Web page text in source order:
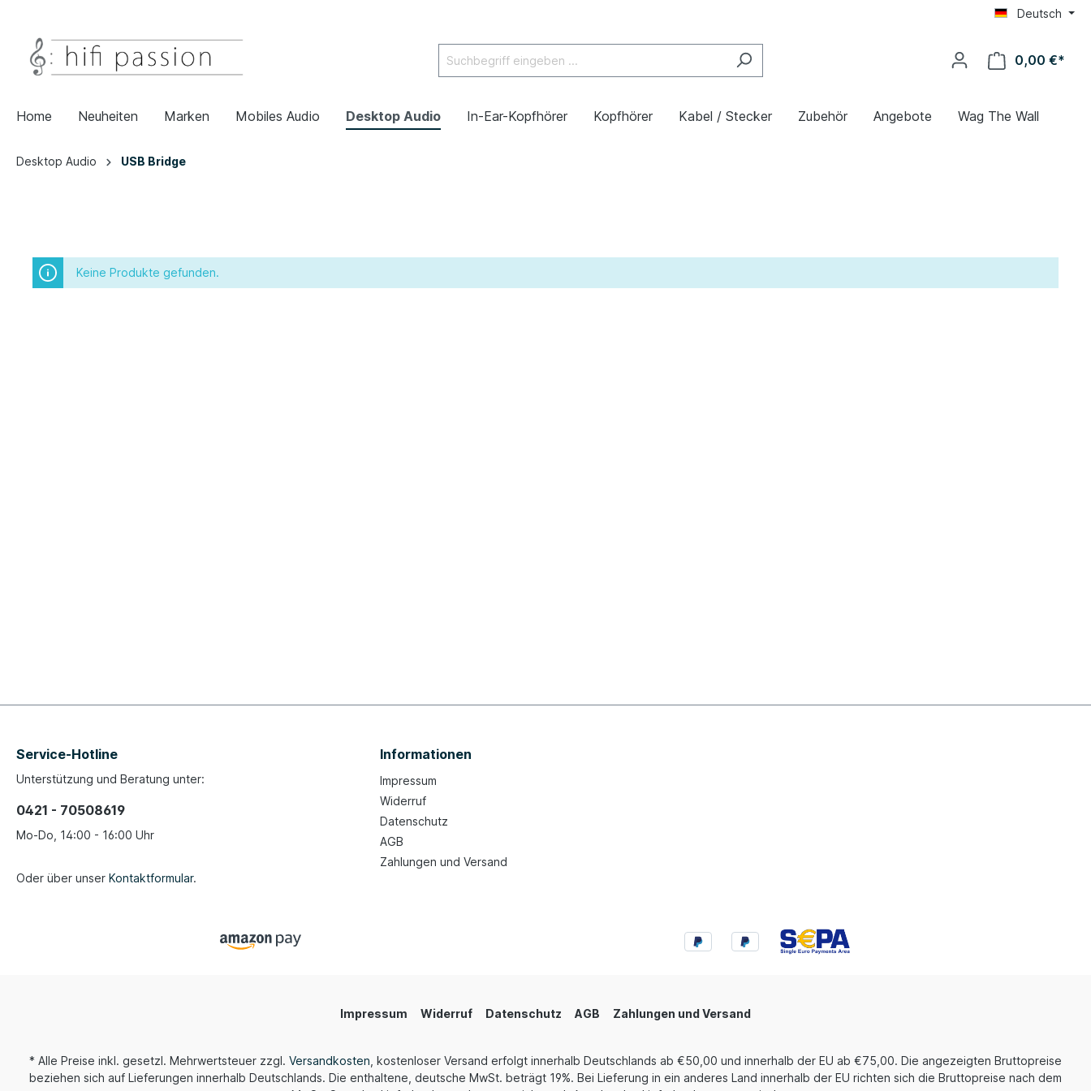
Deutsch
0,00 €*
Home Neuheiten Marken Mobiles Audio Desktop Audio In-Ear-Kopfhörer Kopfhörer Kabel / Stecker Zubehör Angebote Wag The Wall
Desktop Audio USB Bridge
Keine Produkte gefunden.
Service-Hotline
Unterstützung und Beratung unter:
0421 - 70508619
Mo-Do, 14:00 - 16:00 Uhr
Oder über unser Kontaktformular.
Informationen
Impressum
Widerruf
Datenschutz
AGB
Zahlungen und Versand
Impressum Widerruf Datenschutz AGB Zahlungen und Versand
* Alle Preise inkl. gesetzl. Mehrwertsteuer zzgl. Versandkosten , kostenloser Versand erfolgt innerhalb Deutschlands ab €50,00 und innerhalb der EU ab €75,00. Die angezeigten Bruttopreise
beziehen sich auf Lieferungen innerhalb Deutschlands. Die enthaltene, deutsche MwSt. beträgt 19%. Bei Lieferung in ein anderes Land innerhalb der EU richten sich die Bruttopreise nach dem